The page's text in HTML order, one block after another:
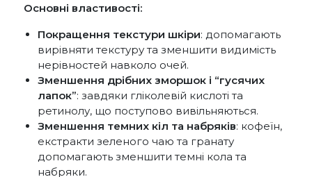
Основні властивості:
Покращення текстури шкіри: допомагають
вирівняти текстуру та зменшити видимість
нерівностей навколо очей.
Зменшення дрібних зморшок і “гусячих
лапок”: завдяки гліколевій кислоті та
ретинолу, що поступово вивільняються.
Зменшення темних кіл та набряків: кофеїн,
екстракти зеленого чаю та гранату
допомагають зменшити темні кола та
набряки.